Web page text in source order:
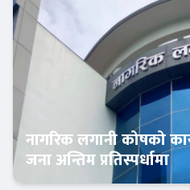
नागरिक लगानी कोषको
जना अन्तिम प्रतिस्पर्धामा